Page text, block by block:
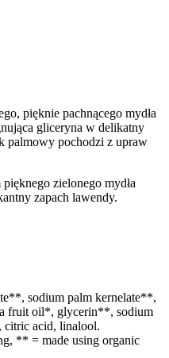
pięknie pachnącego mydła
gliceryna w delikatny
palmowy pochodzi z upraw
zielonego mydła
zapach lawendy.
sodium palm kernelate**,
fruit oil*, glycerin**, sodium
citric acid, linalool.
** = made using organic